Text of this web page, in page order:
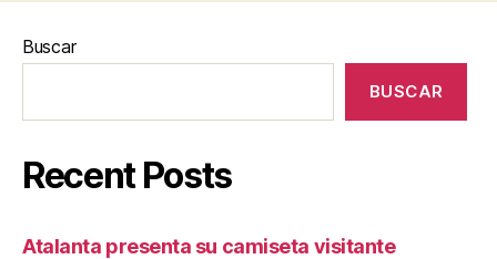
Buscar
BUSCAR
Recent Posts
Atalanta presenta su camiseta visitante